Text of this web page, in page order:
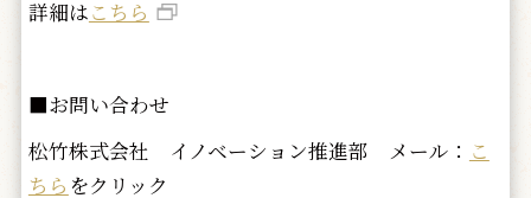
詳細はこちら
■お問い合わせ
松竹株式会社 イノベーション推進部 メール： こ
ちら をクリック